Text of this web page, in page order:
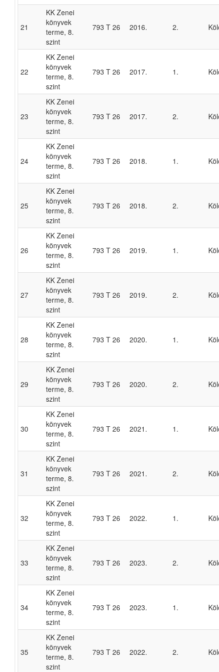
21
KK Zenei
könyvek
terme, 8.
szint
793 T 26 2016. 2.
22
KK Zenei
könyvek
terme, 8.
szint
793 T 26 2017. 1.
23
KK Zenei
könyvek
terme, 8.
szint
793 T 26 2017. 2.
24
KK Zenei
könyvek
terme, 8.
szint
793 T 26 2018. 1.
25
KK Zenei
könyvek
terme, 8.
szint
793 T 26 2018. 2.
26
KK Zenei
könyvek
terme, 8.
szint
793 T 26 2019. 1.
27
KK Zenei
könyvek
terme, 8.
szint
793 T 26 2019. 2.
28
KK Zenei
könyvek
terme, 8.
szint
793 T 26 2020. 1.
29
KK Zenei
könyvek
terme, 8.
szint
793 T 26 2020. 2.
30
KK Zenei
könyvek
terme, 8.
szint
793 T 26 2021. 1.
31
KK Zenei
könyvek
terme, 8.
szint
793 T 26 2021. 2.
32
KK Zenei
könyvek
terme, 8.
szint
793 T 26 2022. 1.
33
KK Zenei
könyvek
terme, 8.
szint
793 T 26 2023. 2.
34
KK Zenei
könyvek
terme, 8.
szint
793 T 26 2023. 1.
35
KK Zenei
könyvek
terme, 8.
szint
793 T 26 2022. 2.